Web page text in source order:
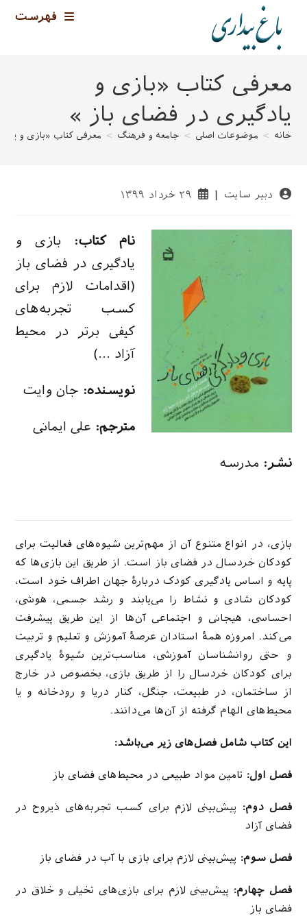
فهرست
معرفی کتاب «بازی و
یادگیری در فضای باز »
خانه > موضوعات اصلی > جامعه و فرهنگ > معرفی کتاب «بازی و
نویسندهٔدبیر سایت
نوشته
است:
۲۹ خرداد ۱۳۹۹
نام کتاب:
بازی و
یادگیری در فضای باز
(اقدامات لازم برای
کسب تجربه‌های
کیفی برتر در محیط
آزاد …)
نویسنده: جان وایت
مترجم: علی ایمانی
نشر: مدرسه
بازی، در انواع متنوع آن از مهم‌ترین شیوه‌های فعالیت برای
کودکان خردسال در فضای باز است. از طریق این بازی‌ها که
پایه و اساس یادگیری کودک دربارۀ جهان اطراف خود است،
کودکان شادی و نشاط را می‌یابند و رشد جسمی، هوشی،
احساسی، هیجانی و اجتماعی آن‌ها از این طریق پیشرفت
می‌کند. امروزه همۀ استادان عرصۀ آموزش و تعلیم و تربیت
و حتی روانشناسان آموزشی، مناسب‌ترین شیوۀ یادگیری
برای کودکان خردسال را از طریق بازی، بخصوص در خارج
از ساختمان، در طبیعت، جنگل، کنار دریا و رودخانه و یا
محیط‌های الهام گرفته از آن‌ها می‌دانند.
این کتاب شامل فصل‌های زیر می‌باشد:
فصل اول: تامین مواد طبیعی در محیط‌های فضای باز
فصل دوم:
پیش‌بینی لازم برای کسب تجربه‌های ذیروح در
فضای آزاد
فصل سوم: پیش‌بینی لازم برای بازی با آب در فضای باز
فصل چهارم: پیش‌بینی لازم برای بازی‌های تخیلی و خلاق در
فضای باز